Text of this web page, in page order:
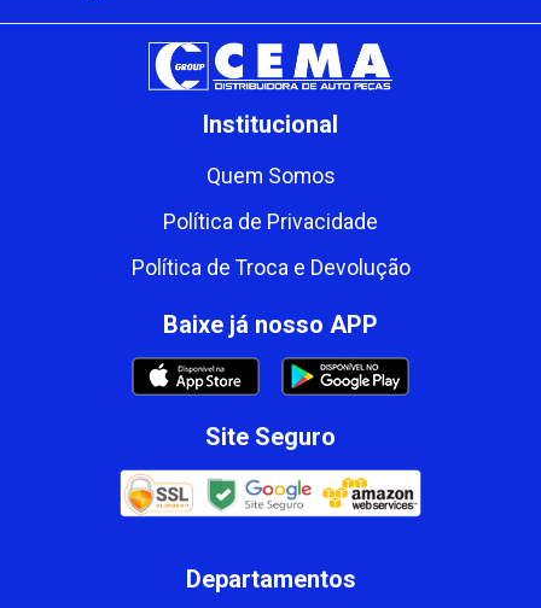
Institucional
Quem Somos
Política de Privacidade
Política de Troca e Devolução
Baixe já nosso APP
Site Seguro
Departamentos